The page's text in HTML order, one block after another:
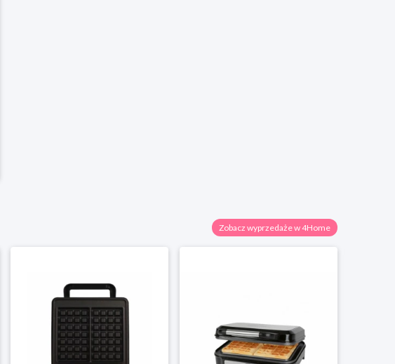
Zobacz wyprzedaże w 4Home